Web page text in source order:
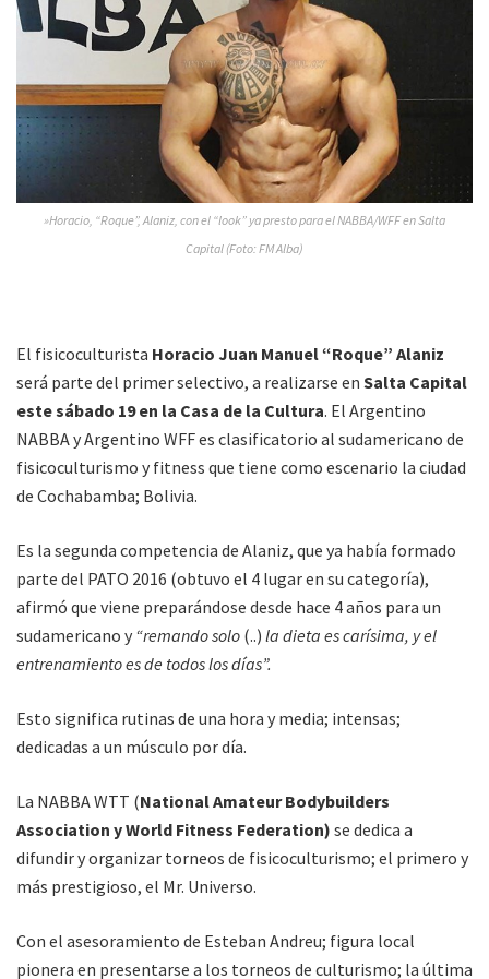
»Horacio, “Roque”, Alaniz, con el “look” ya presto para el NABBA/WFF en Salta
Capital (Foto: FM Alba)
El fisicoculturista Horacio Juan Manuel “Roque” Alaniz
será parte del primer selectivo, a realizarse en Salta Capital
este sábado 19 en la Casa de la Cultura. El Argentino
NABBA y Argentino WFF es clasificatorio al sudamericano de
fisicoculturismo y fitness que tiene como escenario la ciudad
de Cochabamba; Bolivia.
Es la segunda competencia de Alaniz, que ya había formado
parte del PATO 2016 (obtuvo el 4 lugar en su categoría),
afirmó que viene preparándose desde hace 4 años para un
sudamericano y “remando solo (..) la dieta es carísima, y el
entrenamiento es de todos los días”.
Esto significa rutinas de una hora y media; intensas;
dedicadas a un músculo por día.
La NABBA WTT (National Amateur Bodybuilders
Association y World Fitness Federation) se dedica a
difundir y organizar torneos de fisicoculturismo; el primero y
más prestigioso, el Mr. Universo.
Con el asesoramiento de Esteban Andreu; figura local
pionera en presentarse a los torneos de culturismo; la última